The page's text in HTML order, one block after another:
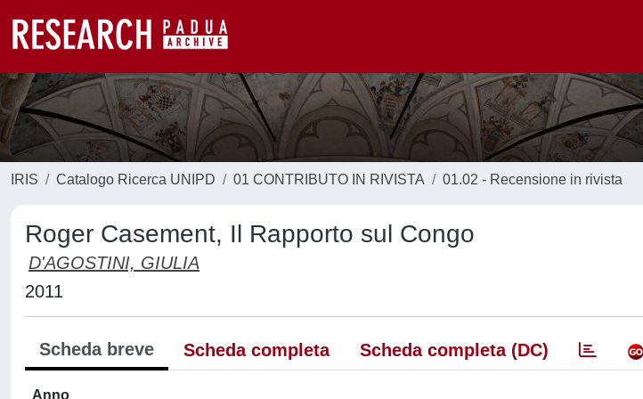
IRIS Catalogo Ricerca UNIPD 01 CONTRIBUTO IN RIVISTA 01.02 - Recensione in rivista
Roger Casement, Il Rapporto sul Congo
D'AGOSTINI, GIULIA
2011
Scheda breve Scheda completa Scheda completa (DC)
Anno